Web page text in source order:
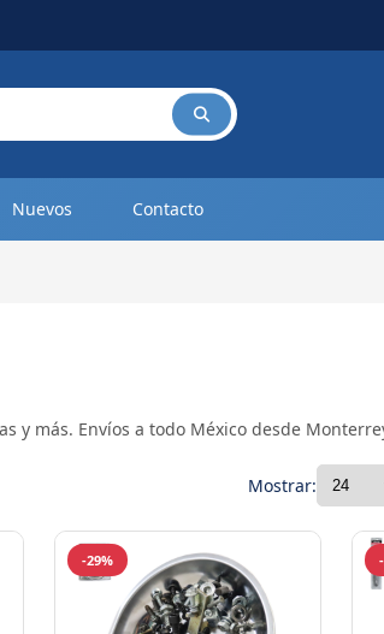
Nuevos Contacto
y más. Envíos a todo México desde
Mostrar:
-29%